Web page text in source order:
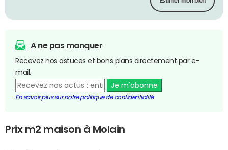
A ne pas manquer
Recevez nos astuces et bons plans directement par e-
mail.
Je m'abonne
En savoir plus sur notre politique de confidentialité
Prix m2 maison à Molain